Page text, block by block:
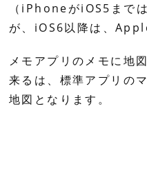
（iPhoneがiOS5まで
が、iOS6以降は、
メモアプリのメモに地
来るは、標準アプリの
地図となります。